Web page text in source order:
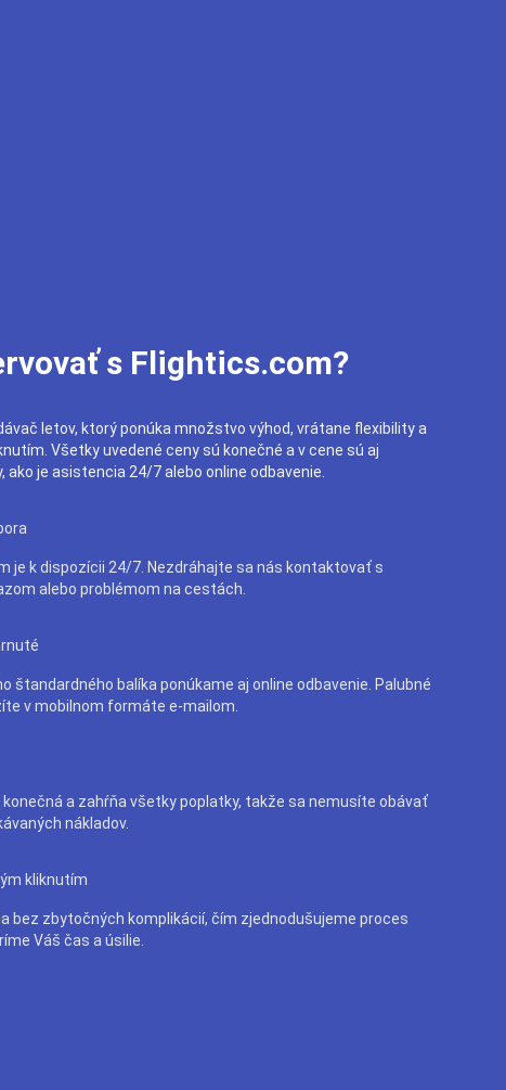
s Flightics.com?
letov, ktorý ponúka množstvo výhod, vrátane flexibility a
Všetky uvedené ceny sú konečné a v cene sú aj
je asistencia 24/7 alebo online odbavenie.
je k dispozícii 24/7. Nezdráhajte sa nás kontaktovať s
alebo problémom na cestách.
štandardného balíka ponúkame aj online odbavenie. Palubné
v mobilnom formáte e-mailom.
konečná a zahŕňa všetky poplatky, takže sa nemusíte obávať
nákladov.
kliknutím
bez zbytočných komplikácií, čím zjednodušujeme proces
Váš čas a úsilie.